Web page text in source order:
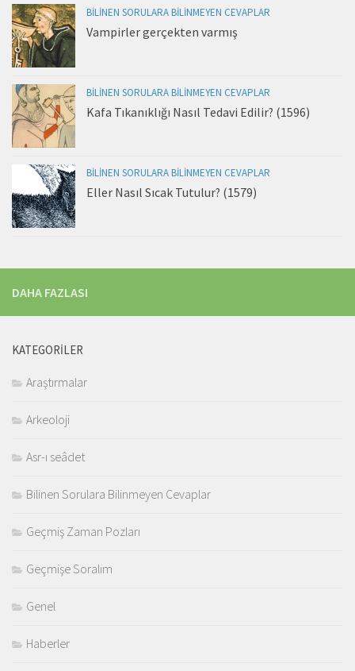
BILINEN SORULARA BILINMEYEN CEVAPLAR
Vampirler gerçekten varmış
BILINEN SORULARA BILINMEYEN CEVAPLAR
Kafa Tıkanıklığı Nasıl Tedavi Edilir? (1596)
BILINEN SORULARA BILINMEYEN CEVAPLAR
Eller Nasıl Sıcak Tutulur? (1579)
DAHA FAZLASI
KATEGORILER
Araştırmalar
Arkeoloji
Asr-ı seâdet
Bilinen Sorulara Bilinmeyen Cevaplar
Geçmiş Zaman Pozları
Geçmişe Soralım
Genel
Haberler